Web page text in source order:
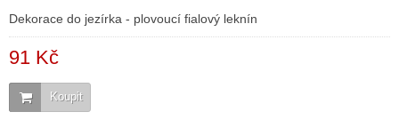
Dekorace do jezírka - plovoucí fialový leknín
91 Kč
Koupit